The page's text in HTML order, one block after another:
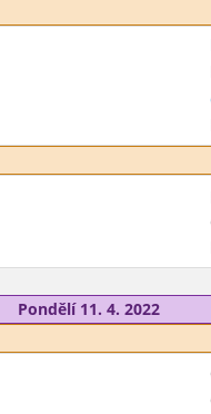
Pondělí 11. 4. 2022